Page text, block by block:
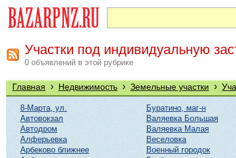
Участки под индивидуальную
0 объявлений в этой рубрике
Главная › Недвижимость › Земельные участки ›
8-Марта, ул.
Автовокзал
Автодром
Алферьевка
Арбеково ближнее
Буратино, маг-н
Валяевка Большая
Валяевка Малая
Веселовка
Военный городок